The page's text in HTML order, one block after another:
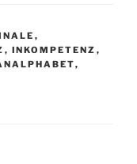
,
, INKOMPETENZ ,
,